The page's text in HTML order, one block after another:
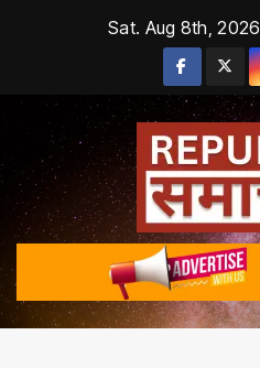
Sat. Aug 8th, 2026